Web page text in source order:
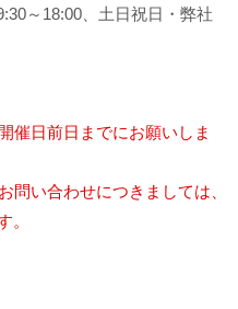
～18:00、土日祝日・弊社
催日前日までにお願いしま
い合わせにつきましては、
。